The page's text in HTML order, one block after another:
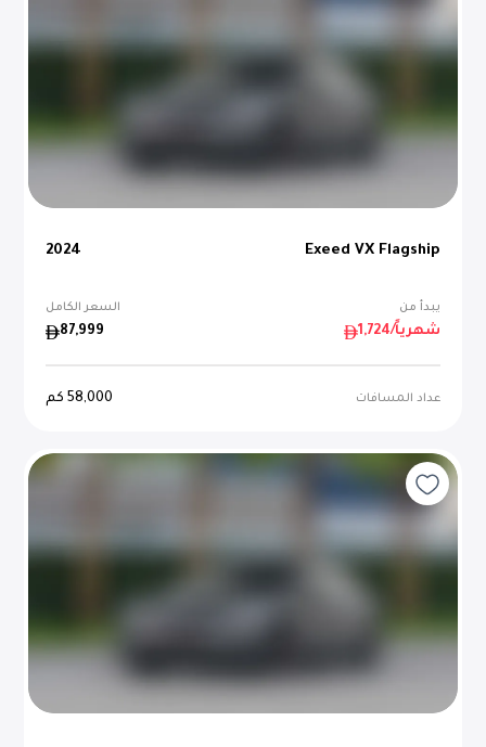
Exeed VX Flagship
2024
يبدأ من السعر الكامل
1,724 /شهرياً 87,999
عداد المسافات 58,000 كم